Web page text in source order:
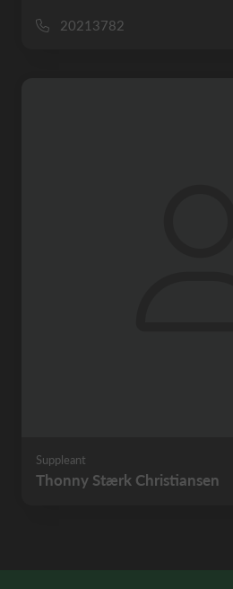
20213782
Suppleant
Thonny Stærk Christiansen